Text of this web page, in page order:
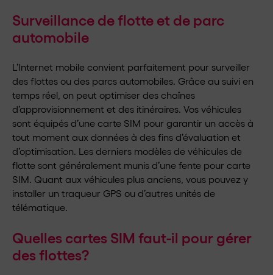
Surveillance de flotte et de parc
automobile
L’Internet mobile convient parfaitement pour surveiller
des flottes ou des parcs automobiles. Grâce au suivi en
temps réel, on peut optimiser des chaînes
d’approvisionnement et des itinéraires. Vos véhicules
sont équipés d’une carte SIM pour garantir un accès à
tout moment aux données à des fins d’évaluation et
d’optimisation. Les derniers modèles de véhicules de
flotte sont généralement munis d’une fente pour carte
SIM. Quant aux véhicules plus anciens, vous pouvez y
installer un traqueur GPS ou d’autres unités de
télématique.
Quelles cartes SIM faut-il pour gérer
des flottes?